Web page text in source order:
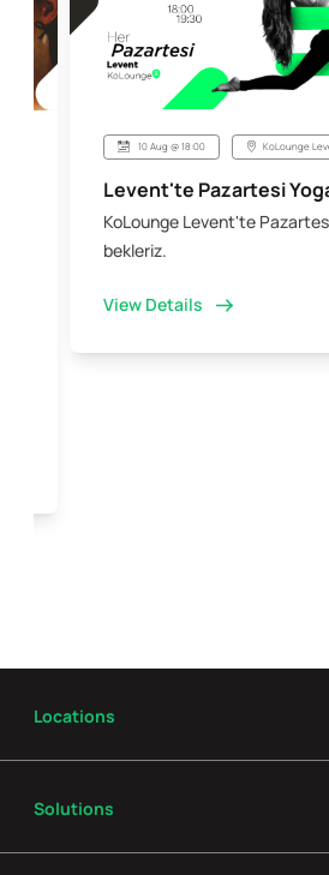
10 Aug @ 18:00 KoLounge
Levent'te Pazartesi
KoLounge Levent'te
bekleriz.
View Details
Locations
Solutions